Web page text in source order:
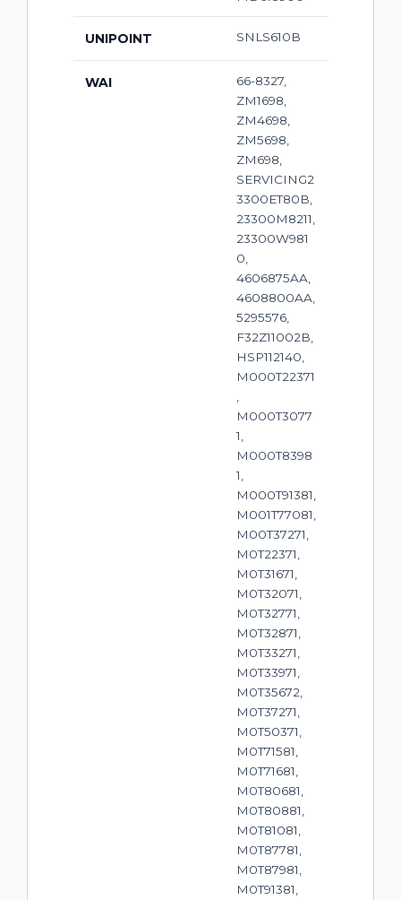
UNIPOINT SNLS610B
WAI
66-8327,
ZM1698,
ZM4698,
ZM5698,
ZM698,
SERVICING2
3300ET80B,
23300M8211,
23300W981
0,
4606875AA,
4608800AA,
5295576,
F32Z11002B,
HSP112140,
M000T22371
M000T3077
1,
M000T8398
1,
M000T91381,
M001T77081,
M00T37271,
M0T22371,
M0T31671,
M0T32071,
M0T32771,
M0T32871,
M0T33271,
M0T33971,
M0T35672,
M0T37271,
M0T50371,
M0T71581,
M0T71681,
M0T80681,
M0T80881,
M0T81081,
M0T87781,
M0T87981,
M0T91381,